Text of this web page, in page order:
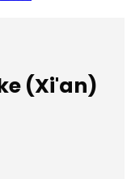
(Xi'an)